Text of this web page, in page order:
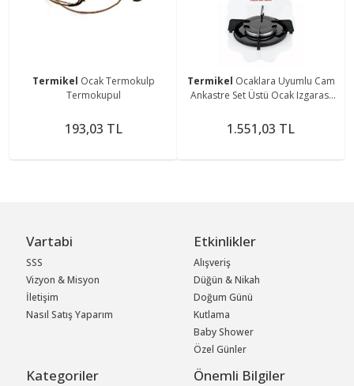
Termikel Ocak Termokulp
Termokupul
193,03 TL
Termikel Ocaklara Uyumlu Cam
Ankastre Set Üstü Ocak Izgarası
Parça
1.551,03 TL
Vartabi
SSS
Vizyon & Misyon
İletişim
Nasıl Satış Yaparım
Etkinlikler
Alışveriş
Düğün & Nikah
Doğum Günü
Kutlama
Baby Shower
Özel Günler
Kategoriler Önemli Bilgiler